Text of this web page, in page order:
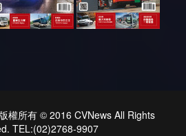
所有 © 2016 CVNews All Rights
TEL:(02)2768-9907